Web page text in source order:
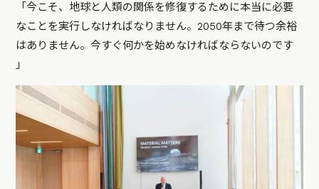
「今こそ、地球と人類の関係を修復するために本当に必要
なことを実行しなければなりません。2050年まで待つ余裕
はありません。今すぐ何かを始めなければならないのです
」